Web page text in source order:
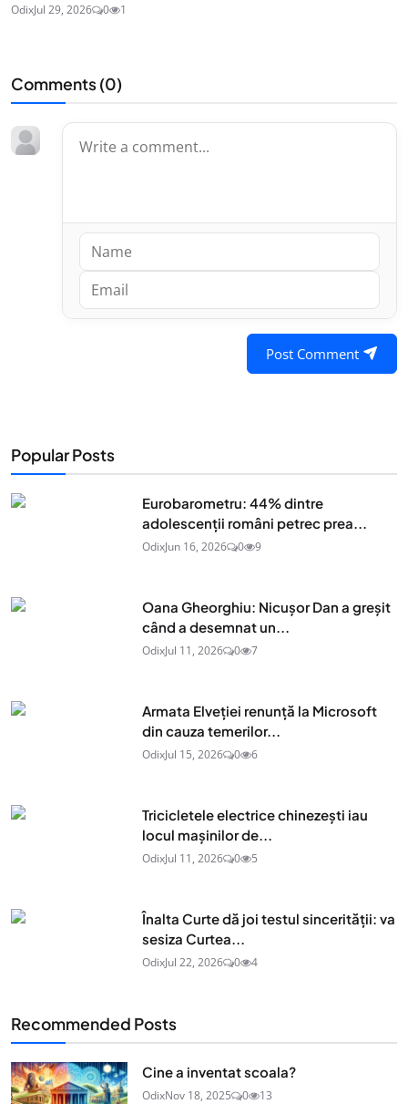
OdixJul 29, 2026 0 1
Comments (0)
Post Comment
Popular Posts
Eurobarometru: 44% dintre
adolescenţii români petrec prea...
OdixJun 16, 2026 0 9
Oana Gheorghiu: Nicușor Dan a greșit
când a desemnat un...
OdixJul 11, 2026 0 7
Armata Elveției renunță la Microsoft
din cauza temerilor...
OdixJul 15, 2026 0 6
Tricicletele electrice chinezești iau
locul mașinilor de...
OdixJul 11, 2026 0 5
Înalta Curte dă joi testul sincerității: va
sesiza Curtea...
OdixJul 22, 2026 0 4
Recommended Posts
Cine a inventat scoala?
OdixNov 18, 2025 0 13